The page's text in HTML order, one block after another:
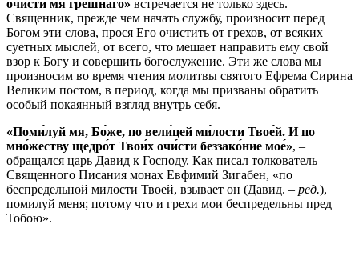
очи́сти мя гре́шнаго» встречается не только здесь.
Священник, прежде чем начать службу, произносит перед
Богом эти слова, прося Его очистить от грехов, от всяких
суетных мыслей, от всего, что мешает направить ему свой
взор к Богу и совершить богослужение. Эти же слова мы
произносим во время чтения молитвы святого Ефрема Сирина
Великим постом, в период, когда мы призваны обратить
особый покаянный взгляд внутрь себя.
«Поми́луй мя, Бо́же, по вели́цей ми́лости Твое́й. И по
мно́жеству щедро́т Твои́х очи́сти беззако́ние мое́», –
обращался царь Давид к Господу. Как писал толкователь
Священного Писания монах Евфимий Зигабен, «по
беспредельной милости Твоей, взывает он (Давид. – ред.),
помилуй меня; потому что и грехи мои беспредельны пред
Тобою».